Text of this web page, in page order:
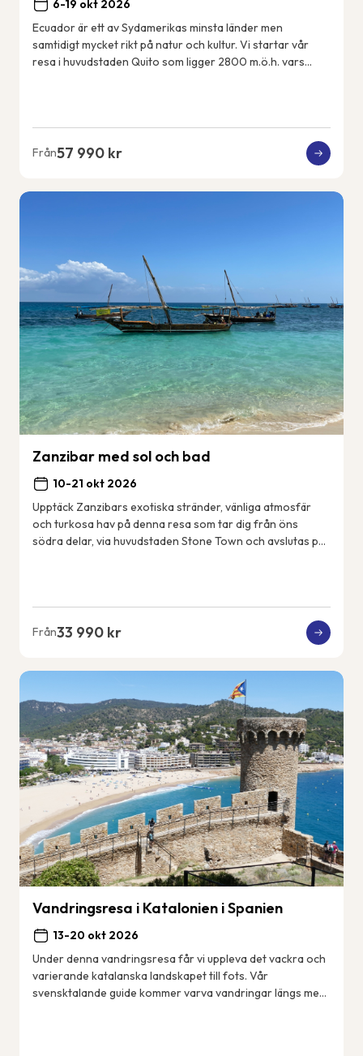
6-19 okt 2026
Ecuador är ett av Sydamerikas minsta länder men
samtidigt mycket rikt på natur och kultur. Vi startar vår
resa i huvudstaden Quito som ligger 2800 m.ö.h. vars
Från57 990 kr
Zanzibar med sol och bad
10-21 okt 2026
Upptäck Zanzibars exotiska stränder, vänliga atmosfär
och turkosa hav på denna resa som tar dig från öns
södra delar, via huvudstaden Stone Town och avslutas på
Från33 990 kr
Vandringsresa i Katalonien i Spanien
13-20 okt 2026
Under denna vandringsresa får vi uppleva det vackra och
varierande katalanska landskapet till fots. Vår
svensktalande guide kommer varva vandringar längs med